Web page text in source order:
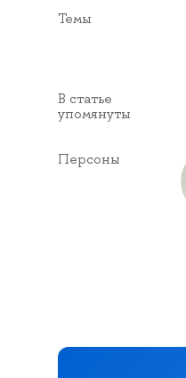
Темы
В статье
упомянуты
Персоны